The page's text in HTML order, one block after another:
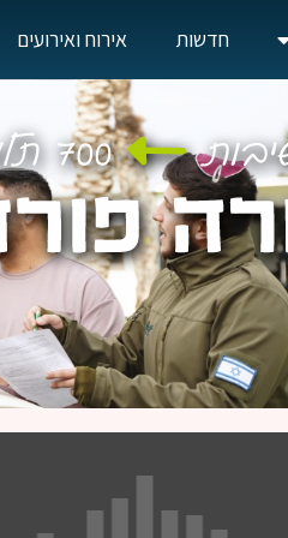
חדשות אירוח ואירועים